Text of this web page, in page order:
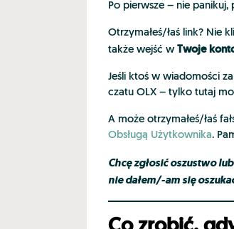
Po pierwsze – nie
Otrzymałeś/łaś link? Nie
także wejść w Twoje
Jeśli ktoś w wiadomości
czatu OLX – tylko tutaj
A może otrzymałeś/łaś
Obsługą Użytkownika.
Chcę zgłosić oszustwo
nie dałem/-am się